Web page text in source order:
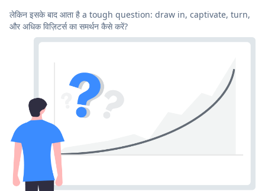
लेकिन इसके बाद आता है a tough question: draw in, captivate, turn,
और अधिक विज़िटर्स का समर्थन कैसे करें?